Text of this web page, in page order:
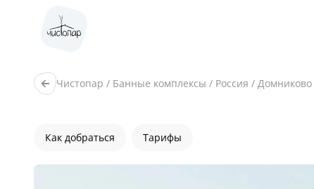
Чистопар / Банные комплексы / Россия / Домниково
Как добраться Тарифы